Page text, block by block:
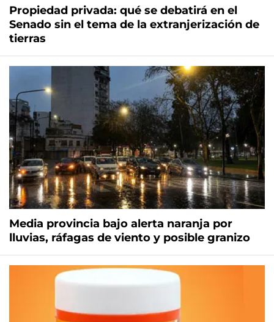
Propiedad privada: qué se debatirá en el
Senado sin el tema de la extranjerización de
tierras
Media provincia bajo alerta naranja por
lluvias, ráfagas de viento y posible granizo